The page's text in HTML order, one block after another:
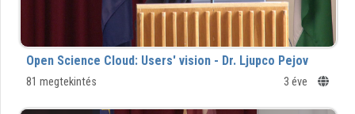
Open Science Cloud: Users' vision - Dr. Ljupco Pejov
81 megtekintés 3 éve